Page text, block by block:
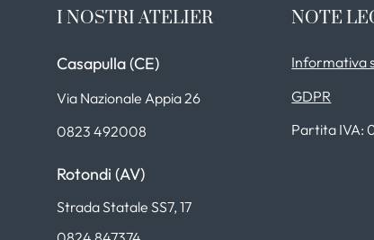
I NOSTRI ATELIER
Casapulla (CE)
Via Nazionale Appia 26
0823 492008
Rotondi (AV)
Strada Statale SS7, 17
NOTE
Informativa
GDPR
Partita IVA: